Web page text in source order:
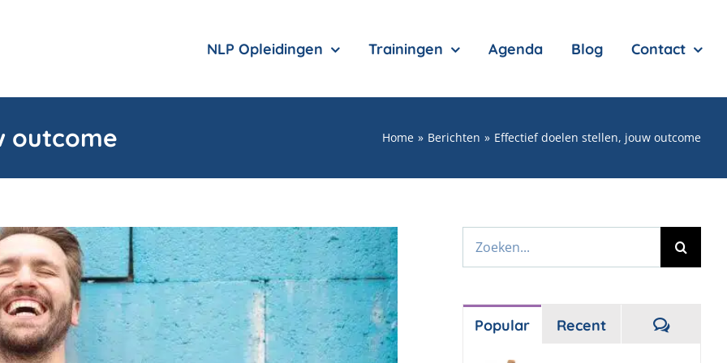
NLP Opleidingen Trainingen Agenda Blog Contact
outcome Home Berichten Effectief doelen stellen, jouw outcome
Zoeken
Popular Recent